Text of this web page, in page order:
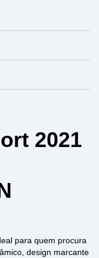
2021
para quem procura
design marcante